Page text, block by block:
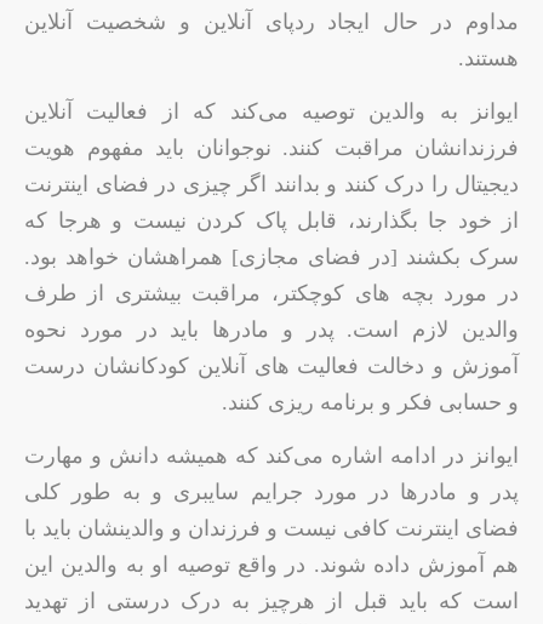
مداوم در حال ایجاد ردپای آنلاین و شخصیت آنلاین
هستند.
ایوانز به والدین توصیه می‌کند که از فعالیت آنلاین
فرزندانشان مراقبت کنند. نوجوانان باید مفهوم هویت
دیجیتال را درک کنند و بدانند اگر چیزی در فضای اینترنت
از خود جا بگذارند، قابل پاک کردن نیست و هرجا که
سرک بکشند [در فضای مجازی] همراهشان خواهد بود.
در مورد بچه های کوچکتر، مراقبت بیشتری از طرف
والدین لازم است. پدر و مادرها باید در مورد نحوه
آموزش و دخالت فعالیت های آنلاین کودکانشان درست
و حسابی فکر و برنامه ریزی کنند.
ایوانز در ادامه اشاره می‌کند که همیشه دانش و مهارت
پدر و مادرها در مورد جرایم سایبری و به طور کلی
فضای اینترنت کافی نیست و فرزندان و والدینشان باید با
هم آموزش داده شوند. در واقع توصیه او به والدین این
است که باید قبل از هرچیز به درک درستی از تهدید